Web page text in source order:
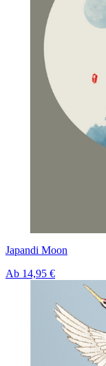
Japandi Moon
Ab 14,95 €